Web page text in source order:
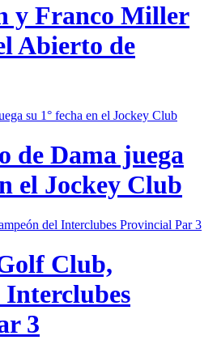
y Franco Miller
Abierto de
de Dama juega
el Jockey Club
Club,
Interclubes
3